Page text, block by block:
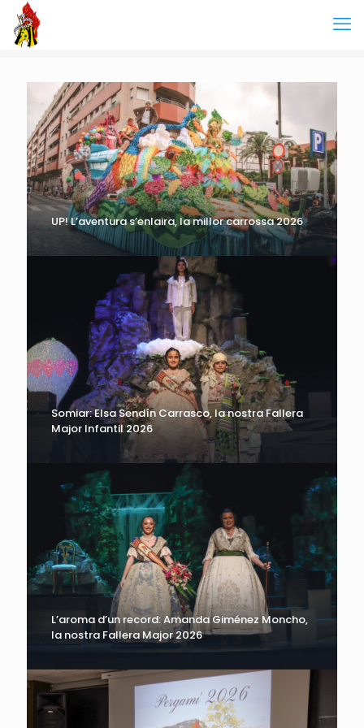
UP! L’aventura s’enlaira, la millor carrossa 2026
Somiar: Elsa Sendín Carrasco, la nostra Fallera
Major Infantil 2026
L’aroma d’un record: Amanda Giménez Moncho,
la nostra Fallera Major 2026